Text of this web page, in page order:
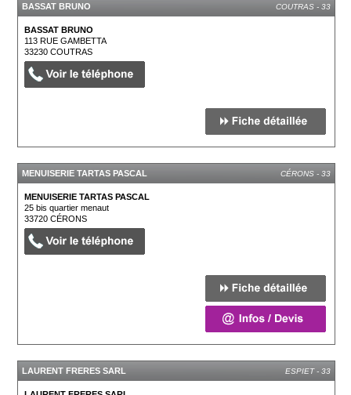
BASSAT BRUNO COUTRAS - 33
BASSAT BRUNO
113 RUE GAMBETTA
33230COUTRAS
MENUISERIE TARTAS PASCAL CÉRONS - 33
MENUISERIE TARTAS PASCAL
25 bis quartier menaut
33720CÉRONS
LAURENT FRERES SARL ESPIET - 33